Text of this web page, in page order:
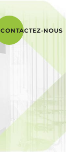
CONTACTEZ-NOUS